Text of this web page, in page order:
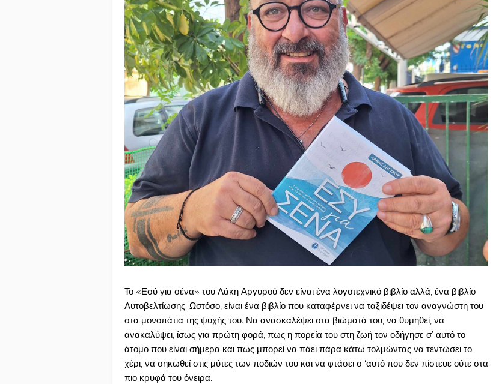
Το «Εσύ για σένα» του Λάκη Αργυρού δεν είναι ένα λογοτεχνικό βιβλίο αλλά, ένα βιβλίο
Αυτοβελτίωσης. Ωστόσο, είναι ένα βιβλίο που καταφέρνει να ταξιδέψει τον αναγνώστη του
στα μονοπάτια της ψυχής του. Να ανασκαλέψει στα βιώματά του, να θυμηθεί, να
ανακαλύψει, ίσως για πρώτη φορά, πως η πορεία του στη ζωή τον οδήγησε σ’ αυτό το
άτομο που είναι σήμερα και πως μπορεί να πάει πάρα κάτω τολμώντας να τεντώσει το
χέρι, να σηκωθεί στις μύτες των ποδιών του και να φτάσει σ ‘αυτό που δεν πίστευε ούτε στα
πιο κρυφά του όνειρα.